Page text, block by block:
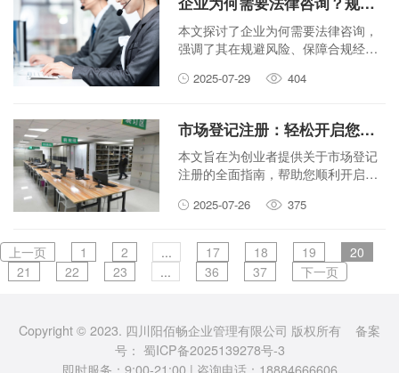
本文探讨了企业为何需要法律咨询，
强调了其在规避风险、保障合规经营
性。2025-07-29 404
市场登记注册：轻松开启您的创业之路
本文旨在为创业者提供关于市场登记
注册的全面指南，帮助您顺利开启创
及关键注意事项，让创业过程更加轻
2025-07-26 375
上一页 1 2 ... 17 18 19
20
21
22 23 ... 36 37 下一页
Copyright © 2023. 四川阳佰畅企业管理有限公司 版权所有 备案
号： 蜀ICP备2025139278号-3
即时服务：9:00-21:00 | 咨询电话：18884666606